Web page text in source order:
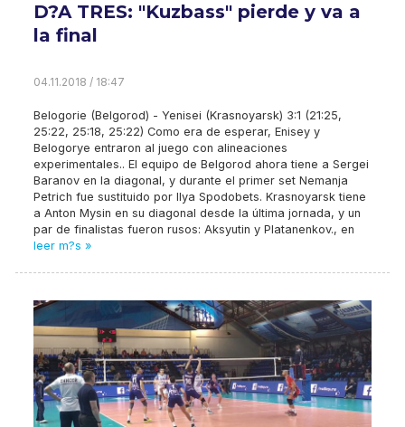
D?A TRES: "Kuzbass" pierde y va a
la final
04.11.2018 / 18:47
Belogorie (Belgorod) - Yenisei (Krasnoyarsk) 3:1 (21:25,
25:22, 25:18, 25:22) Como era de esperar, Enisey y
Belogorye entraron al juego con alineaciones
experimentales.. El equipo de Belgorod ahora tiene a Sergei
Baranov en la diagonal, y durante el primer set Nemanja
Petrich fue sustituido por Ilya Spodobets. Krasnoyarsk tiene
a Anton Mysin en su diagonal desde la última jornada, y un
par de finalistas fueron rusos: Aksyutin y Platanenkov., en
leer m?s »